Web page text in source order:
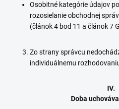
Osobitné kategórie údajov
rozosielanie obchodnej
(článok 4 bod 11 a článok 7
Zo strany správcu
individuálnemu
IV.
Doba